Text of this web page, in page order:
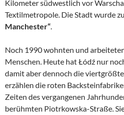
Kilometer südwestlich vor
Textilmetropole. Die Stadt wurde
Manchester“.
Noch 1990 wohnten und
Menschen. Heute hat Łódź nur
damit aber dennoch die
erzählen die roten
Zeiten des vergangenen
berühmten Piotrkowska-Straße.